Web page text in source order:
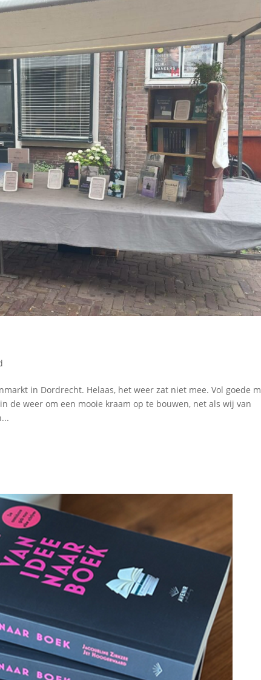
in Dordrecht. Helaas, het weer zat niet mee. Vol goede
de weer om een mooie kraam op te bouwen, net als wij van